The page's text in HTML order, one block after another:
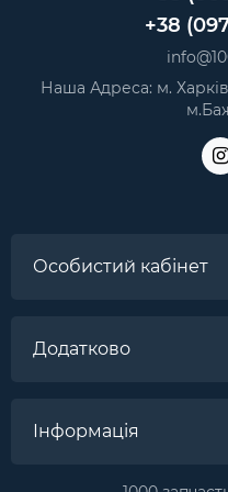
+38
Наша Адреса: м.
Особистий кабінет
Додатково
Інформація